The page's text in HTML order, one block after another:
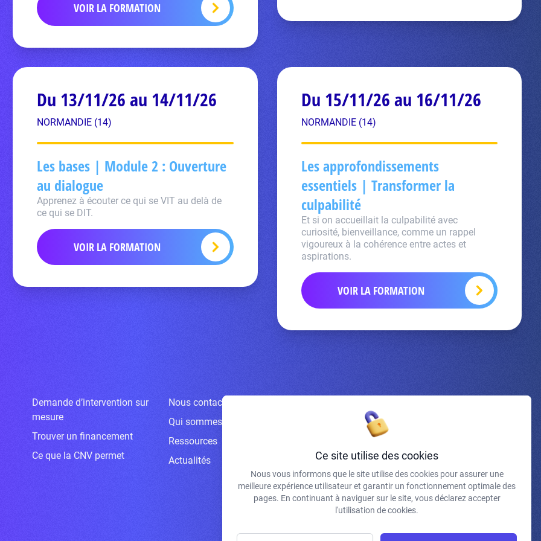
VOIR LA FORMATION
Du 13/11/26 au 14/11/26
NORMANDIE (14)
Les bases | Module 2 : Ouverture
au dialogue
Apprenez à écouter ce qui se VIT au delà de
ce qui se DIT.
VOIR LA FORMATION
Du 15/11/26 au 16/11/26
NORMANDIE (14)
Les approfondissements
essentiels | Transformer la
culpabilité
Et si on accueillait la culpabilité avec
curiosité, bienveillance, comme un rappel
vigoureux à la cohérence entre actes et
aspirations.
VOIR LA FORMATION
Demande d’intervention sur
mesure
Trouver un financement
Ce que la CNV permet
Nous contacter
Qui sommes-nous ?
Ressources
Actualités
J'accepte de recevoir vos e-mails et confirme avoir pris
connaissance de votre politique de confidentialité et
mentions légales.
Ce site utilise des cookies
Nous vous informons que le site utilise des cookies pour assurer une
meilleure expérience utilisateur et garantir un fonctionnement optimale des
pages. En continuant à naviguer sur le site, vous déclarez accepter
l'utilisation de cookies.